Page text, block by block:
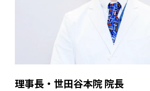
理事長・世田谷本院 院長